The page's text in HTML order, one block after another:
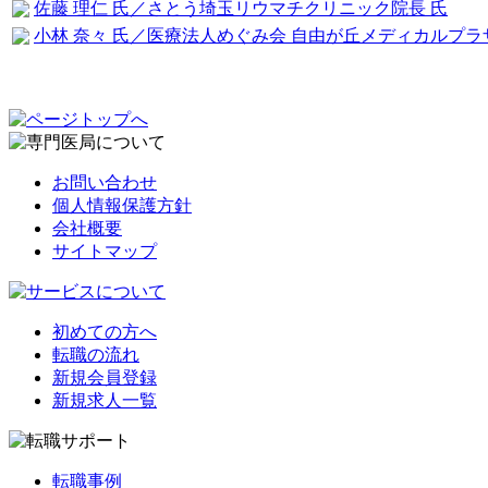
佐藤 理仁 氏／さとう埼玉リウマチクリニック院長 氏
小林 奈々 氏／医療法人めぐみ会 自由が丘メディカルプラ
お問い合わせ
個人情報保護方針
会社概要
サイトマップ
初めての方へ
転職の流れ
新規会員登録
新規求人一覧
転職事例